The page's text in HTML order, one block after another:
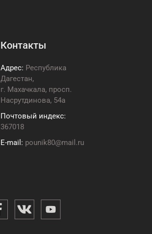
Контакты
Адрес: Республика
Дагестан,
г. Махачкала, просп.
Насрутдинова, 54а
Почтовый индекс:
367018
E-mail: pounik80@mail.ru